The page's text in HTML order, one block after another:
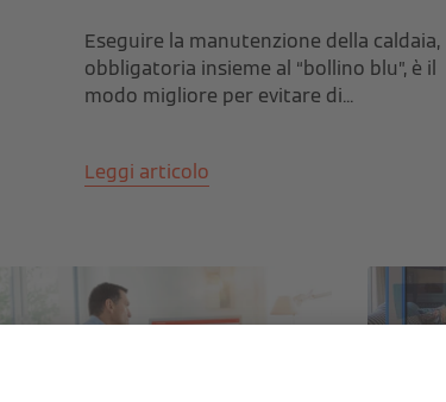
Eseguire la manutenzione della caldaia,
obbligatoria insieme al “bollino blu”, è il
modo migliore per evitare di...
Leggi articolo